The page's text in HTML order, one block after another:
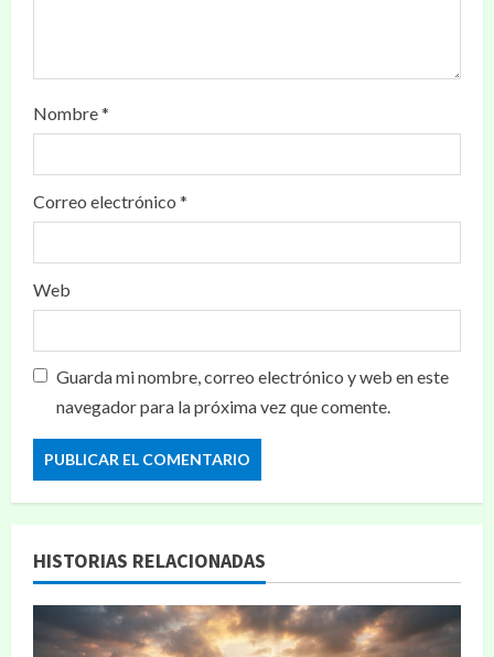
Nombre*
Correo electrónico *
Web
Guarda mi nombre, correo electrónico y web en este
navegador para la próxima vez que comente.
HISTORIAS RELACIONADAS